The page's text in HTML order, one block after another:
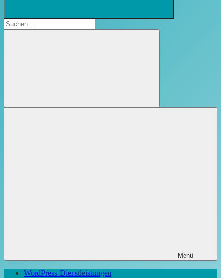
öffnen
Suchen
nach:
Suchen
Menü
WordPress-Dienstleistungen